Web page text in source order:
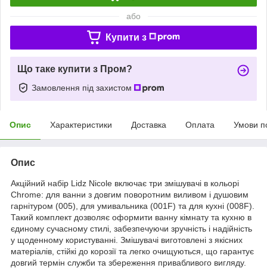
або
Купити з
Що таке купити з Пром?
Замовлення під захистом
Опис Характеристики Доставка Оплата Умови
Опис
Акційний набір Lidz Nicole включає три змішувачі в кольорі
Chrome: для ванни з довгим поворотним виливом і душовим
гарнітуром (005), для умивальника (001F) та для кухні (008F).
Такий комплект дозволяє оформити ванну кімнату та кухню в
єдиному сучасному стилі, забезпечуючи зручність і надійність
у щоденному користуванні. Змішувачі виготовлені з якісних
матеріалів, стійкі до корозії та легко очищуються, що гарантує
довгий термін служби та збереження привабливого вигляду.